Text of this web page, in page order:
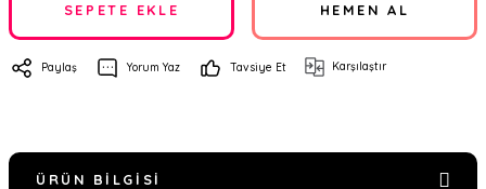
SEPETE EKLE HEMEN AL
Paylaş Yorum Yaz Tavsiye Et Karşılaştır
ÜRÜN BILGISI